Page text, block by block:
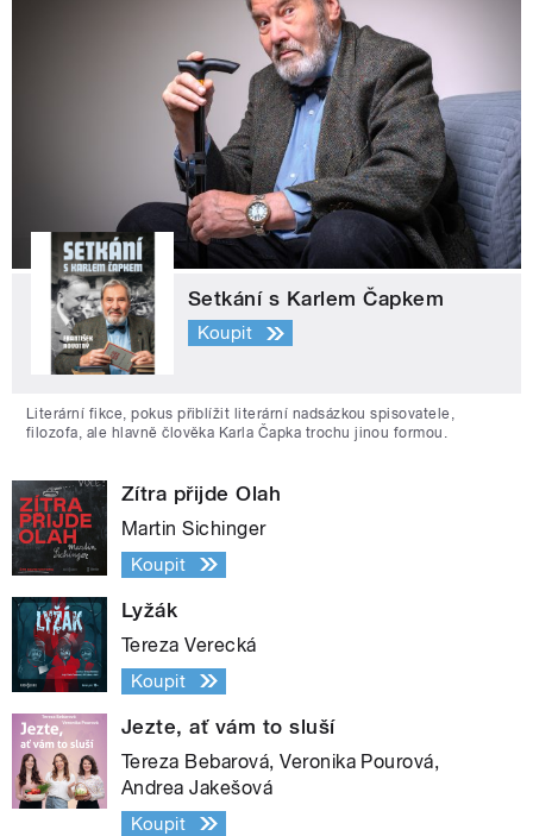
Setkání s Karlem Čapkem
Koupit
Literární fikce, pokus přiblížit literární nadsázkou spisovatele,
filozofa, ale hlavně člověka Karla Čapka trochu jinou formou.
Zítra přijde Olah
Martin Sichinger
Koupit
Lyžák
Tereza Verecká
Koupit
Jezte, ať vám to sluší
Tereza Bebarová, Veronika Pourová,
Andrea Jakešová
Koupit